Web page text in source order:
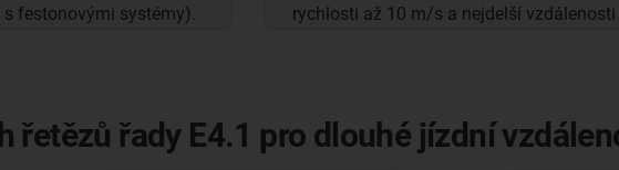
s festonovými systémy).
rychlosti až 10 m/s a nejdelší vzdálenosti
řady E4.1 pro dlouhé jízdní